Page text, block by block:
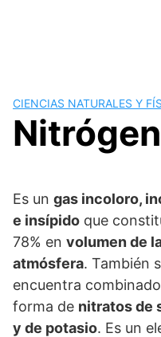
CIENCIAS NATURALES Y
Es un gas incoloro,
e insípido que
78% en volumen de
atmósfera. También
encuentra
forma de nitratos de
y de potasio. Es un